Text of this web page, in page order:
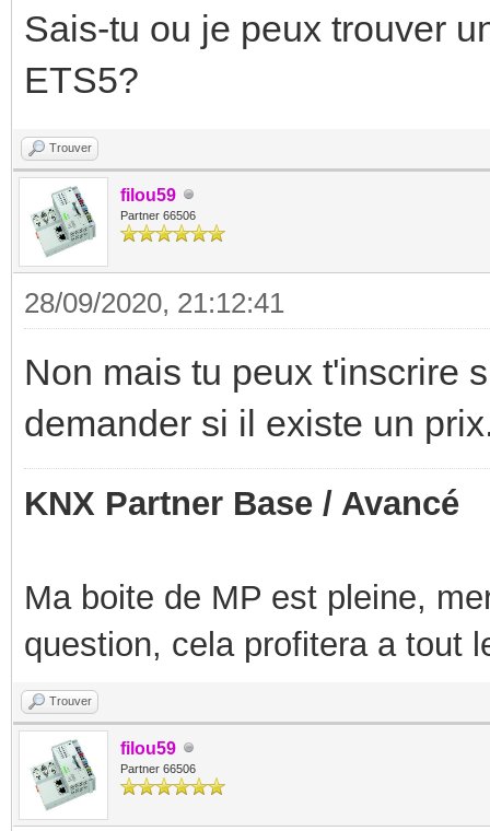
Sais-tu ou je peux trouver
ETS5?
Trouver
filou59
Partner 66506
28/09/2020, 21:12:41
Non mais tu peux t'inscrire
demander si il existe un
KNX Partner Base / Avancé
Ma boite de MP est pleine,
question, cela profitera a tout
Trouver
filou59
Partner 66506